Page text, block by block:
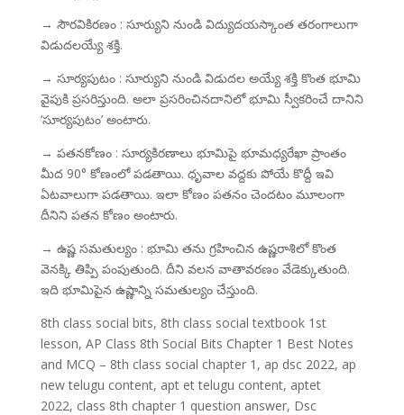
→ సౌరవికిరణం : సూర్యుని నుండి విద్యుదయస్కాంత తరంగాలుగా
విడుదలయ్యే శక్తి.
→ సూర్యపుటం : సూర్యుని నుండి విడుదల అయ్యే శక్తి కొంత భూమి
వైపుకి ప్రసరిస్తుంది. అలా ప్రసరించినదానిలో భూమి స్వీకరించే దానిని
‘సూర్యపుటం’ అంటారు.
→ పతనకోణం : సూర్యకిరణాలు భూమిపై భూమధ్యరేఖా ప్రాంతం
మీద 90° కోణంలో పడతాయి. ధృవాల వద్దకు పోయే కొద్దీ ఇవి
ఏటవాలుగా పడతాయి. ఇలా కోణం పతనం చెందటం మూలంగా
దీనిని పతన కోణం అంటారు.
→ ఉష్ణ సమతుల్యం : భూమి తను గ్రహించిన ఉష్ణరాశిలో కొంత
వెనక్కి తిప్పి పంపుతుంది. దీని వలన వాతావరణం వేడెక్కుతుంది.
ఇది భూమిపైన ఉష్ణాన్ని సమతుల్యం చేస్తుంది.
8th class social bits, 8th class social textbook 1st
lesson, AP Class 8th Social Bits Chapter 1 Best Notes
and MCQ – 8th class social chapter 1, ap dsc 2022, ap
new telugu content, apt et telugu content, aptet
2022, class 8th chapter 1 question answer, Dsc